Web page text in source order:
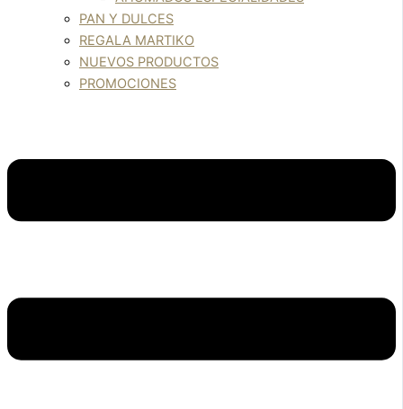
PAN Y DULCES
REGALA MARTIKO
NUEVOS PRODUCTOS
PROMOCIONES